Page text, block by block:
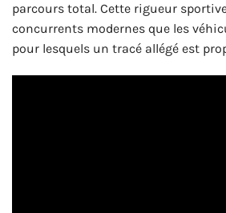
parcours total. Cette rigueur
concurrents modernes que les
pour lesquels un tracé allégé est